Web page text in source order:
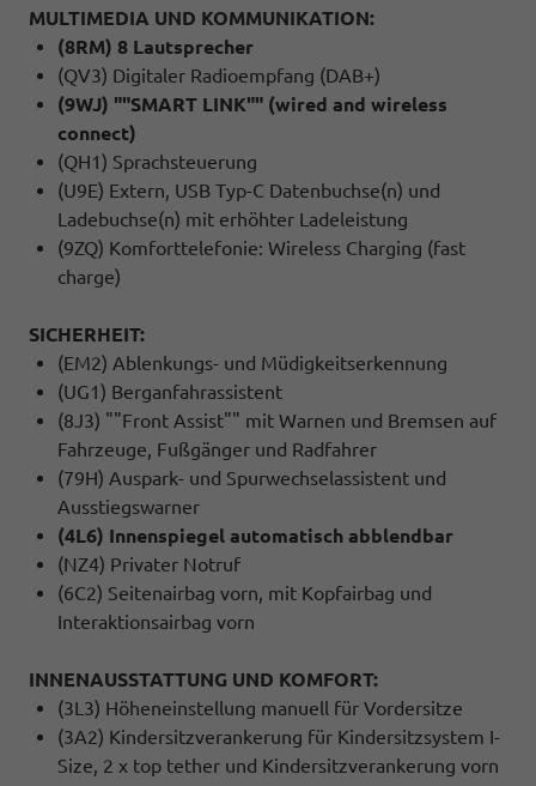
MULTIMEDIA UND KOMMUNIKATION:
(8RM) 8 Lautsprecher
(QV3) Digitaler Radioempfang (DAB+)
(9WJ) ""SMART LINK"" (wired and wireless
connect)
(QH1) Sprachsteuerung
(U9E) Extern, USB Typ-C Datenbuchse(n) und
Ladebuchse(n) mit erhöhter Ladeleistung
(9ZQ) Komforttelefonie: Wireless Charging (fast
charge)
SICHERHEIT:
(EM2) Ablenkungs- und Müdigkeitserkennung
(UG1) Berganfahrassistent
(8J3) ""Front Assist"" mit Warnen und Bremsen auf
Fahrzeuge, Fußgänger und Radfahrer
(79H) Auspark- und Spurwechselassistent und
Ausstiegswarner
(4L6) Innenspiegel automatisch abblendbar
(NZ4) Privater Notruf
(6C2) Seitenairbag vorn, mit Kopfairbag und
Interaktionsairbag vorn
INNENAUSSTATTUNG UND KOMFORT:
(3L3) Höheneinstellung manuell für Vordersitze
(3A2) Kindersitzverankerung für Kindersitzsystem I-
Size, 2 x top tether und Kindersitzverankerung vorn